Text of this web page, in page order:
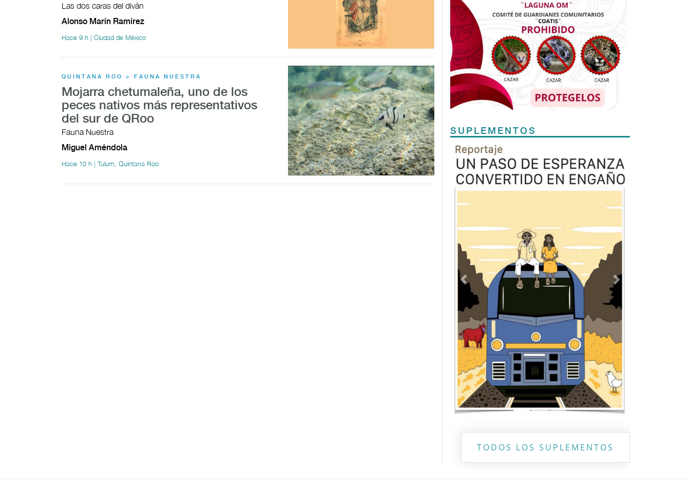
Las dos caras del diván
Alonso Marín Ramírez
Hace 9 h | Ciudad de México
QUINTANA ROO > FAUNA NUESTRA
Mojarra chetumaleña, uno de los
peces nativos más representativos
del sur de QRoo
Fauna Nuestra
Miguel Améndola
Hace 10 h | Tulum, Quintana Roo
SUPLEMENTOS
Previous Next
TODOS LOS SUPLEMENTOS